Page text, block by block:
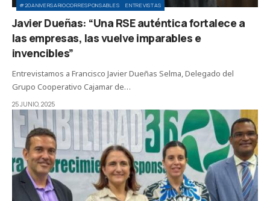
#20ANIVERSARIOCORRESPONSABLES ENTREVISTAS
Javier Dueñas: “Una RSE auténtica fortalece a
las empresas, las vuelve imparables e
invencibles”
Entrevistamos a Francisco Javier Dueñas Selma, Delegado del
Grupo Cooperativo Cajamar de…
25 JUNIO, 2025